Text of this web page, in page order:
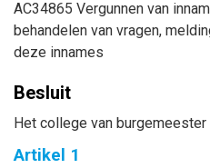
AC34865 Vergunnen van
behandelen van vragen,
deze innames
Besluit
Het college van
Artikel 1